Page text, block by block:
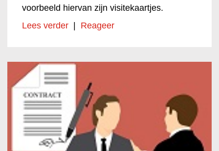
voorbeeld hiervan zijn visitekaartjes.
Lees verder
Reageer